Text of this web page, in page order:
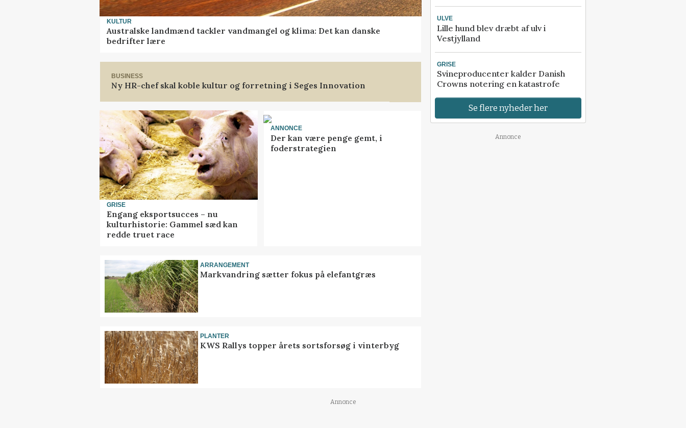
KULTUR
Australske landmænd tackler vandmangel og klima: Det kan danske
bedrifter lære
BUSINESS
Ny HR-chef skal koble kultur og forretning i Seges Innovation
GRISE
Engang eksportsucces – nu
kulturhistorie: Gammel sæd kan
redde truet race
ANNONCE
Der kan være penge gemt, i
foderstrategien
ARRANGEMENT
Markvandring sætter fokus på elefantgræs
PLANTER
KWS Rallys topper årets sortsforsøg i vinterbyg
ULVE
Lille hund blev dræbt af ulv i
Vestjylland
GRISE
Svineproducenter kalder Danish
Crowns notering en katastrofe
Se flere nyheder her
Annonce
Annonce